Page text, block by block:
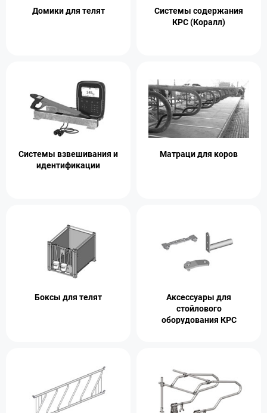
Домики для телят
Системы содержания
КРС (Коралл)
Системы взвешивания и
идентификации
Матраци для коров
Боксы для телят
Аксессуары для
стойлового
оборудования КРС